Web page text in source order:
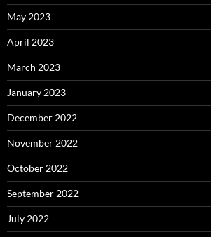
May 2023
April 2023
March 2023
January 2023
December 2022
November 2022
October 2022
September 2022
July 2022